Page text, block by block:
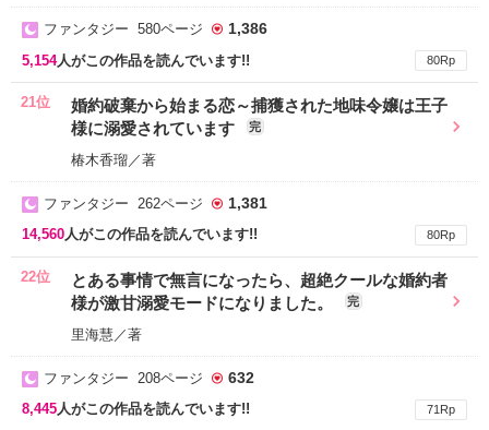
ファンタジー 580ページ 1,386
5,154人がこの作品を読んでいます!! 80Rp
21位
婚約破棄から始まる恋～捕獲された地味令嬢は王子
様に溺愛されています
完
椿木香瑠／著
ファンタジー 262ページ 1,381
14,560人がこの作品を読んでいます!! 80Rp
22位
とある事情で無言になったら、超絶クールな婚約者
様が激甘溺愛モードになりました。
完
里海慧／著
ファンタジー 208ページ 632
8,445人がこの作品を読んでいます!! 71Rp